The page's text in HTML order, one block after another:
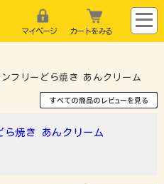
マイページ カートをみる
フリーどら焼き あんクリーム
ら焼き あんクリーム